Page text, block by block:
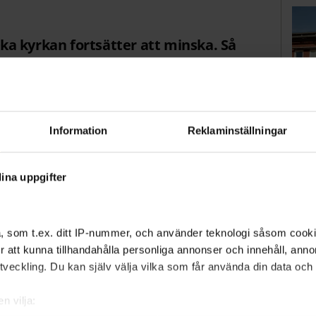
Information Reklaminställningar
uppgifter
som t.ex. ditt IP-nummer, och använder teknologi såsom
att kunna tillhandahålla personliga annonser och innehåll,
Du kan själv välja vilka som får använda din data
vilja:
kyrkan fortsätter att minska. Så
det Hammarby församling som är
Under 2025 minskade andelen
Nu är strax över 50 procent av
redan mindre än hälften av
och Eds församling halkade under 50-
Sedan millennieskiftet har antalet